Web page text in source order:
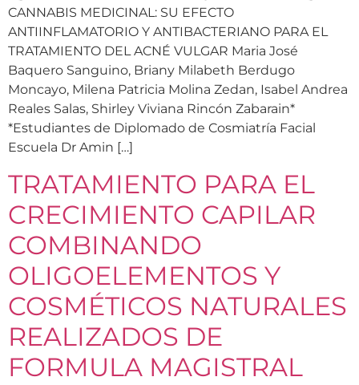
CANNABIS MEDICINAL: SU EFECTO
ANTIINFLAMATORIO Y ANTIBACTERIANO PARA EL
TRATAMIENTO DEL ACNÉ VULGAR Maria José
Baquero Sanguino, Briany Milabeth Berdugo
Moncayo, Milena Patricia Molina Zedan, Isabel Andrea
Reales Salas, Shirley Viviana Rincón Zabarain*
*Estudiantes de Diplomado de Cosmiatría Facial
Escuela Dr Amin […]
TRATAMIENTO PARA EL
CRECIMIENTO CAPILAR
COMBINANDO
OLIGOELEMENTOS Y
COSMÉTICOS NATURALES
REALIZADOS DE
FORMULA MAGISTRAL